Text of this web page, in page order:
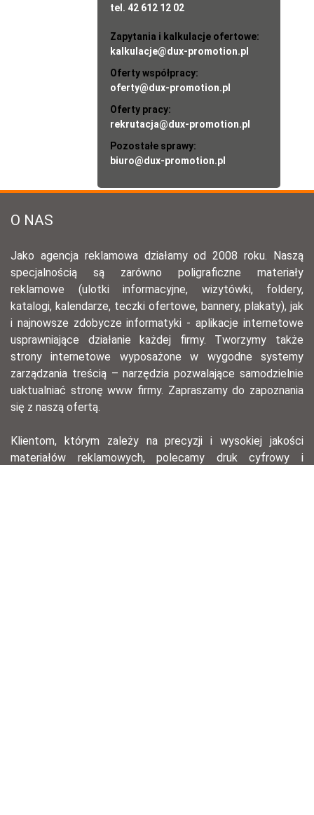
tel. 42 612 12 02
Zapytania i kalkulacje ofertowe:
kalkulacje@dux-promotion.pl
Oferty współpracy:
oferty@dux-promotion.pl
Oferty pracy:
rekrutacja@dux-promotion.pl
Pozostałe sprawy:
biuro@dux-promotion.pl
O NAS
Jako agencja reklamowa działamy od 2008 roku. Naszą
specjalnością są zarówno poligraficzne materiały
reklamowe (ulotki informacyjne, wizytówki, foldery,
katalogi, kalendarze, teczki ofertowe, bannery, plakaty), jak
i najnowsze zdobycze informatyki - aplikacje internetowe
usprawniające działanie każdej firmy. Tworzymy także
strony internetowe wyposażone w wygodne systemy
zarządzania treścią – narzędzia pozwalające samodzielnie
uaktualniać stronę www firmy. Zapraszamy do zapoznania
się z naszą ofertą.
Klientom, którym zależy na precyzji i wysokiej jakości
materiałów reklamowych, polecamy druk cyfrowy i